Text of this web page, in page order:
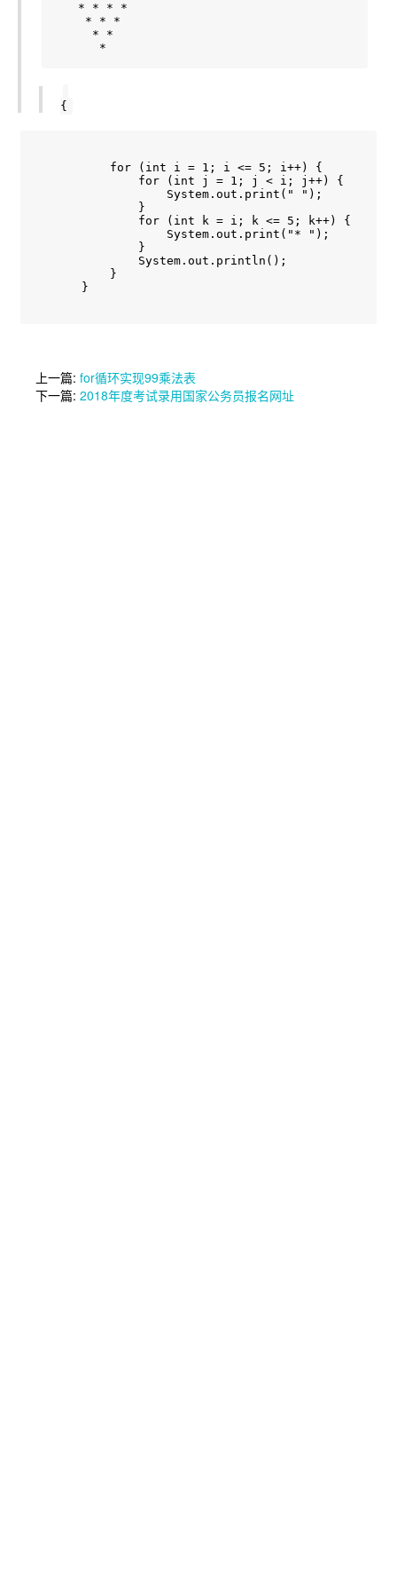
   * * * *
    * * *
     * *
{
        for (int i = 1; i <= 5; i++) {
            for (int j = 1; j < i; j++) {
                System.out.print(" ");
            }
            for (int k = i; k <= 5; k++) {
                System.out.print("* ");
            }
            System.out.println();
        }
    }
上一篇: for循环实现99乘法表
下一篇: 2018年度考试录用国家公务员报名网址